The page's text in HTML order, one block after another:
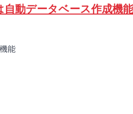
動データベース作成機能
能